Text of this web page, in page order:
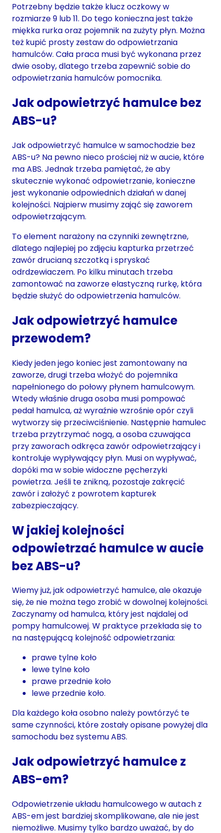
Potrzebny będzie także klucz oczkowy w
rozmiarze 9 lub 11. Do tego konieczna jest także
miękka rurka oraz pojemnik na zużyty płyn. Można
też kupić prosty zestaw do odpowietrzania
hamulców. Cała praca musi być wykonana przez
dwie osoby, dlatego trzeba zapewnić sobie do
odpowietrzania hamulców pomocnika.
Jak odpowietrzyć hamulce bez
ABS-u?
Jak odpowietrzyć hamulce w samochodzie bez
ABS-u? Na pewno nieco prościej niż w aucie, które
ma ABS. Jednak trzeba pamiętać, że aby
skutecznie wykonać odpowietrzanie, konieczne
jest wykonanie odpowiednich działań w danej
kolejności. Najpierw musimy zająć się zaworem
odpowietrzającym.
To element narażony na czynniki zewnętrzne,
dlatego najlepiej po zdjęciu kapturka przetrzeć
zawór drucianą szczotką i spryskać
odrdzewiaczem. Po kilku minutach trzeba
zamontować na zaworze elastyczną rurkę, która
będzie służyć do odpowietrzenia hamulców.
Jak odpowietrzyć hamulce
przewodem?
Kiedy jeden jego koniec jest zamontowany na
zaworze, drugi trzeba włożyć do pojemnika
napełnionego do połowy płynem hamulcowym.
Wtedy właśnie druga osoba musi pompować
pedał hamulca, aż wyraźnie wzrośnie opór czyli
wytworzy się przeciwciśnienie. Następnie hamulec
trzeba przytrzymać nogą, a osoba czuwająca
przy zaworach odkręca zawór odpowietrzający i
kontroluje wypływający płyn. Musi on wypływać,
dopóki ma w sobie widoczne pęcherzyki
powietrza. Jeśli te znikną, pozostaje zakręcić
zawór i założyć z powrotem kapturek
zabezpieczający.
W jakiej kolejności
odpowietrzać hamulce w aucie
bez ABS-u?
Wiemy już, jak odpowietrzyć hamulce, ale okazuje
się, że nie można tego zrobić w dowolnej kolejności.
Zaczynamy od hamulca, który jest najdalej od
pompy hamulcowej. W praktyce przekłada się to
na następującą kolejność odpowietrzania:
prawe tylne koło
lewe tylne koło
prawe przednie koło
lewe przednie koło.
Dla każdego koła osobno należy powtórzyć te
same czynności, które zostały opisane powyżej dla
samochodu bez systemu ABS.
Jak odpowietrzyć hamulce z
ABS-em?
Odpowietrzenie układu hamulcowego w autach z
ABS-em jest bardziej skomplikowane, ale nie jest
niemożliwe. Musimy tylko bardzo uważać, by do